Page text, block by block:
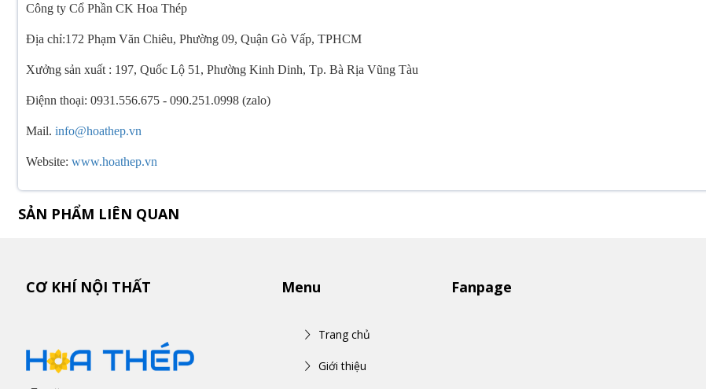
Công ty Cổ Phần CK Hoa Thép
Địa chỉ:172 Phạm Văn Chiêu, Phường 09, Quận Gò Vấp, TPHCM
Xưởng sản xuất : 197, Quốc Lộ 51, Phường Kinh Dinh, Tp. Bà Rịa Vũng Tàu
Điệnn thoại: 0931.556.675 - 090.251.0998 (zalo)
Mail. info@hoathep.vn
Website: www.hoathep.vn
SẢN PHẨM LIÊN QUAN
CƠ KHÍ NỘI THẤT Menu
Trang chủ
Giới thiệu
Fanpage